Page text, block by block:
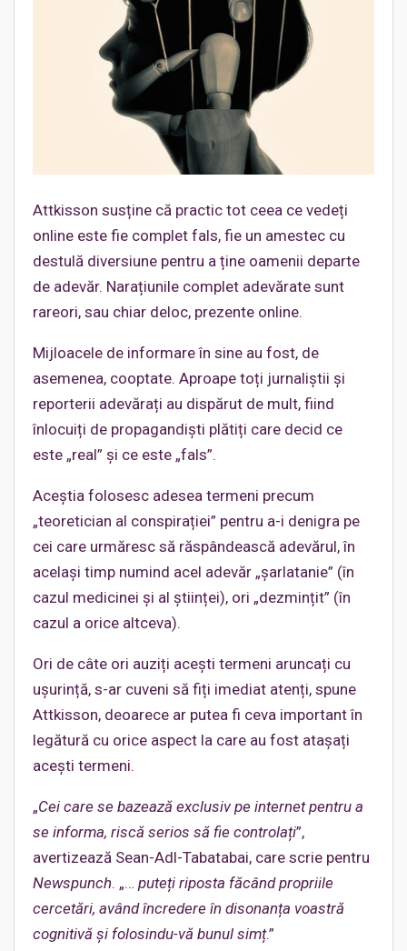
Attkisson susține că practic tot ceea ce vedeți
online este fie complet fals, fie un amestec cu
destulă diversiune pentru a ține oamenii departe
de adevăr. Narațiunile complet adevărate sunt
rareori, sau chiar deloc, prezente online.
Mijloacele de informare în sine au fost, de
asemenea, cooptate. Aproape toți jurnaliștii și
reporterii adevărați au dispărut de mult, fiind
înlocuiți de propagandiști plătiți care decid ce
este „real” și ce este „fals”.
Aceștia folosesc adesea termeni precum
„teoretician al conspirației” pentru a-i denigra pe
cei care urmăresc să răspândească adevărul, în
același timp numind acel adevăr „șarlatanie” (în
cazul medicinei și al științei), ori „dezmințit” (în
cazul a orice altceva).
Ori de câte ori auziți acești termeni aruncați cu
ușurință, s-ar cuveni să fiți imediat atenți, spune
Attkisson, deoarece ar putea fi ceva important în
legătură cu orice aspect la care au fost atașați
acești termeni.
„Cei care se bazează exclusiv pe internet pentru a
se informa, riscă serios să fie controlați”,
avertizează Sean-Adl-Tabatabai, care scrie pentru
Newspunch. „… puteți riposta făcând propriile
cercetări, având încredere în disonanța voastră
cognitivă și folosindu-vă bunul simț.”